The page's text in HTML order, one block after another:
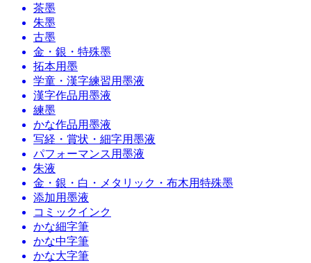
茶墨
朱墨
古墨
金・銀・特殊墨
拓本用墨
学童・漢字練習用墨液
漢字作品用墨液
練墨
かな作品用墨液
写経・賞状・細字用墨液
パフォーマンス用墨液
朱液
金・銀・白・メタリック・布木用特殊墨
添加用墨液
コミックインク
かな細字筆
かな中字筆
かな大字筆